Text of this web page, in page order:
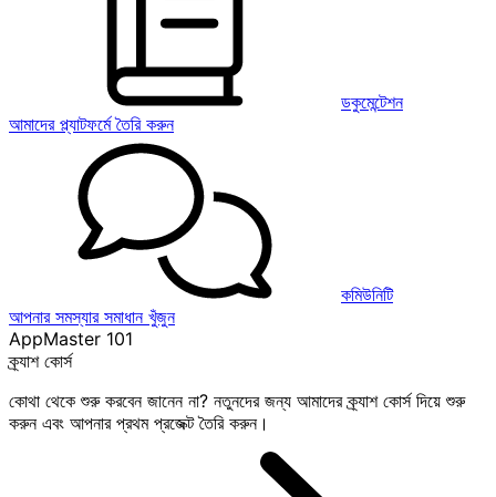
ডকুমেন্টেশন
আমাদের প্ল্যাটফর্মে তৈরি করুন
কমিউনিটি
আপনার সমস্যার সমাধান খুঁজুন
AppMaster 101
ক্র্যাশ কোর্স
কোথা থেকে শুরু করবেন জানেন না? নতুনদের জন্য আমাদের ক্র্যাশ কোর্স দিয়ে শুরু
করুন এবং আপনার প্রথম প্রজেক্ট তৈরি করুন।